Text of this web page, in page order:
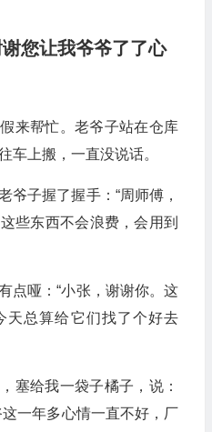
您让我爷爷了了心
来帮忙。老爷子站在仓库
车上搬，一直没说话。
爷子握了握手：“周师傅，
些东西不会浪费，会用到
点哑：“小张，谢谢你。这
天总算给它们找了个好去
塞给我一袋子橘子，说：
一年多心情一直不好，厂